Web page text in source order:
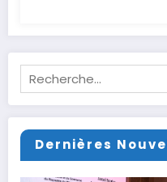
Dernières